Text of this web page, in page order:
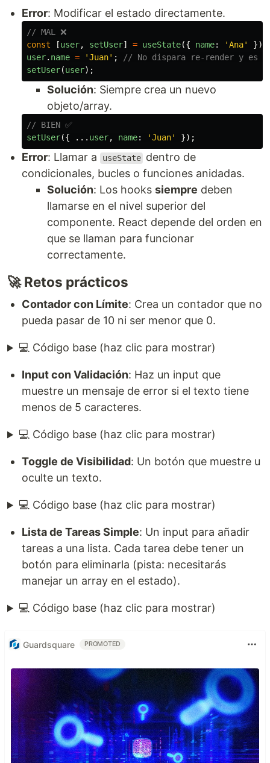
Error: Modificar el estado directamente.
// MAL ❌
const
[user, setUser] = useState({ name: 'Ana'
});
user. name = 'Juan' ;
// No dispara re-render y es
setUser(user);
Solución: Siempre crea un nuevo
objeto/array.
// BIEN ✅
setUser({ ... user, name: 'Juan' });
Error: Llamar a useState dentro de
condicionales, bucles o funciones anidadas.
Solución: Los hooks siempre deben
llamarse en el nivel superior del
componente. React depende del orden en
que se llaman para funcionar
correctamente.
🚀 Retos prácticos
Contador con Límite: Crea un contador que no
pueda pasar de 10 ni ser menor que 0.
💻 Código base (haz clic para mostrar)
Input con Validación: Haz un input que
muestre un mensaje de error si el texto tiene
menos de 5 caracteres.
💻 Código base (haz clic para mostrar)
Toggle de Visibilidad: Un botón que muestre u
oculte un texto.
💻 Código base (haz clic para mostrar)
Lista de Tareas Simple: Un input para añadir
tareas a una lista. Cada tarea debe tener un
botón para eliminarla (pista: necesitarás
manejar un array en el estado).
💻 Código base (haz clic para mostrar)
Guardsquare PROMOTED